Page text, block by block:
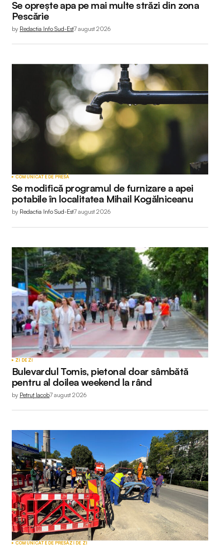
Se oprește apa pe mai multe străzi din zona
Pescărie
by Redactia Info Sud-Est7 august 2026
COMUNICATE DE PRESĂ
Se modifică programul de furnizare a apei
potabile în localitatea Mihail Kogălniceanu
by Redactia Info Sud-Est7 august 2026
ZI DE ZI
Bulevardul Tomis, pietonal doar sâmbătă
pentru al doilea weekend la rând
by Petruț Iacob7 august 2026
COMUNICATE DE PRESĂZI DE ZI